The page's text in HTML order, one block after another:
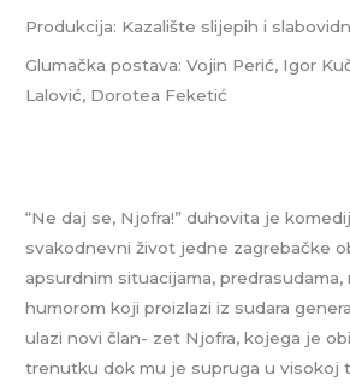
Produkcija: Kazalište slijepih i
Glumačka postava: Vojin Perić, Igor
Lalović, Dorotea Feketić
“Ne daj se, Njofra!” duhovita je
svakodnevni život jedne zagrebačke
apsurdnim situacijama,
humorom koji proizlazi iz sudara
ulazi novi član- zet Njofra, kojega je
trenutku dok mu je supruga u visokoj